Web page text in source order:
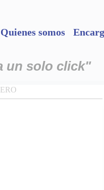
Quienes somos
un solo click"